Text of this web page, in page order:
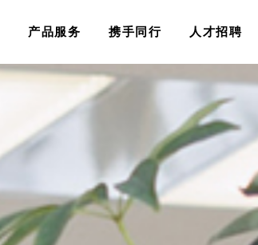
产品服务 携手同行 人才招聘